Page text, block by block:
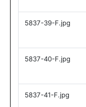
5837-39-F.jpg
5837-40-F.jpg
5837-41-F.jpg